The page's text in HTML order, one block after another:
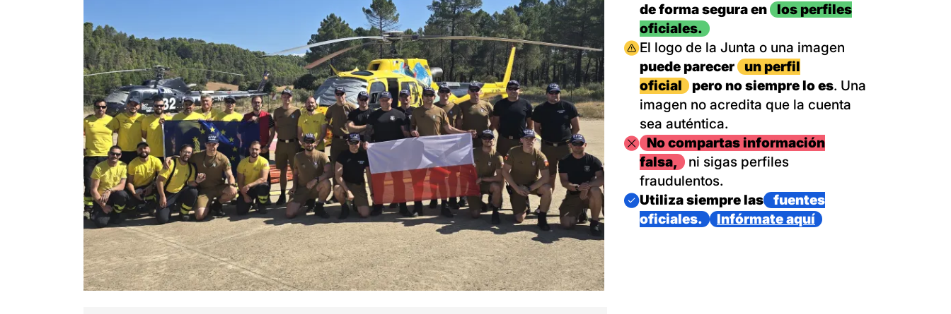
de forma segura en
los perfiles
oficiales.
Imagen
El logo de la Junta o una imagen
puede parecer
un perfil
oficial
pero no siempre lo es. Una
imagen no acredita que la cuenta
sea auténtica.
ImagenNo compartas información
falsa,
ni sigas perfiles
fraudulentos.
Imagen
Utiliza siempre las
fuentes
oficiales.
Infórmate aquí